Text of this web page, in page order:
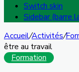
Switch skin
Sidebar (barre
Accueil/Activités/
être au travail
Formation